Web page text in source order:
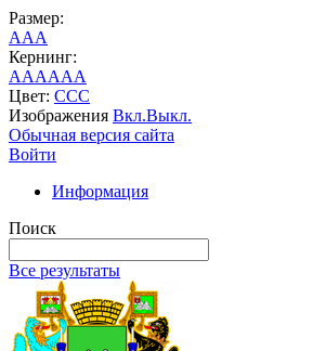
Размер:
AAA
Кернинг:
AAAAAA
Цвет: CCC
Изображения Вкл.Выкл.
Обычная версия сайта
Войти
Информация
Поиск
Все результаты